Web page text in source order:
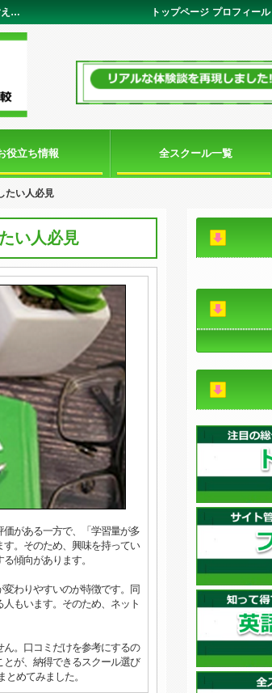
短期集中英語スクールお勧め2選！最短でマスターしたい人必見。ハードスケジュールに耐えうる忙しい社会人や学生に最適。英語マエストロ プロフィール
トップページ
役立ち情報 全スクール一覧
たい人必見
い人必見
がある一方で、「学習量が多
。そのため、興味を持ってい
傾向があります。
わりやすいのが特徴です。同
もいます。そのため、ネット
。口コミだけを参考にするの
が、納得できるスクール選び
とめてみました。